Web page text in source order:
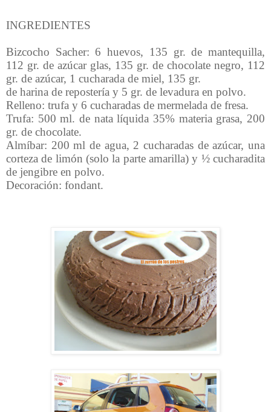
INGREDIENTES
Bizcocho Sacher: 6 huevos, 135 gr. de mantequilla,
112 gr. de azúcar glas, 135 gr. de chocolate negro, 112
gr. de azúcar, 1 cucharada de miel, 135 gr.
de harina de repostería y 5 gr. de levadura en polvo.
Relleno: trufa y 6 cucharadas de mermelada de fresa.
Trufa: 500 ml. de nata líquida 35% materia grasa, 200
gr. de chocolate.
Almíbar: 200 ml de agua, 2 cucharadas de azúcar, una
corteza de limón (solo la parte amarilla) y ½ cucharadita
de jengibre en polvo.
Decoración: fondant.